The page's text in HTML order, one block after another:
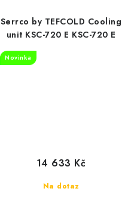
Serrco by TEFCOLD Cooling
unit KSC-720 E KSC-720 E
Novinka
Na dotaz
14 633 Kč